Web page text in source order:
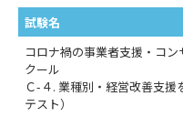
試験名
コロナ禍の事業者支援・コ
クール
Ｃ-４. 業種別・経営改善支
テスト）